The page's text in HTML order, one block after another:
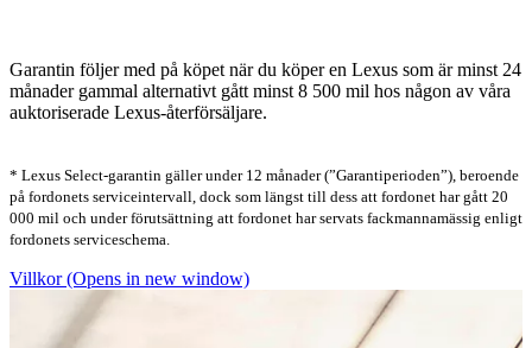
Garantin följer med på köpet när du köper en Lexus som är minst 24
månader gammal alternativt gått minst 8 500 mil hos någon av våra
auktoriserade Lexus-återförsäljare.
* Lexus Select-garantin gäller under 12 månader (”Garantiperioden”), beroende
på fordonets serviceintervall, dock som längst till dess att fordonet har gått 20
000 mil och under förutsättning att fordonet har servats fackmannamässig enligt
fordonets serviceschema.
Villkor(Opens in new window)